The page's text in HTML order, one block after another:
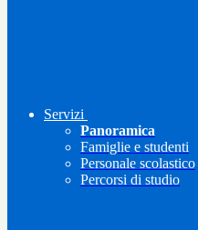
Servizi
Panoramica
Famiglie e studenti
Personale scolastico
Percorsi di studio